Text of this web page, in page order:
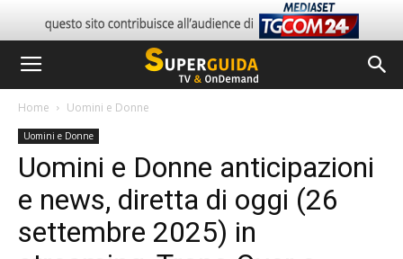
Home Uomini e Donne
Uomini e Donne
Uomini e Donne anticipazioni
e news, diretta di oggi (26
settembre 2025) in